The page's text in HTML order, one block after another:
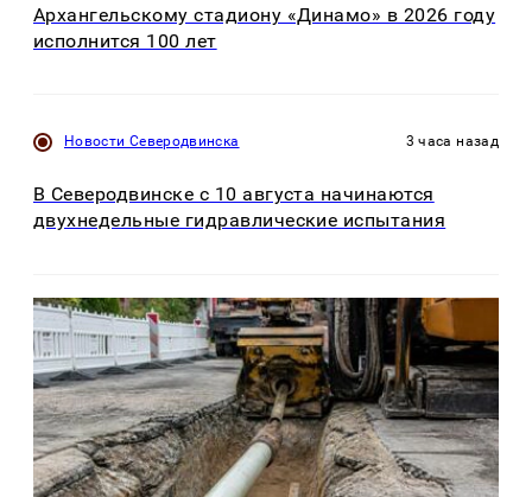
Архангельскому стадиону «Динамо» в 2026 году
исполнится 100 лет
Новости Северодвинска 3 часа назад
В Северодвинске с 10 августа начинаются
двухнедельные гидравлические испытания